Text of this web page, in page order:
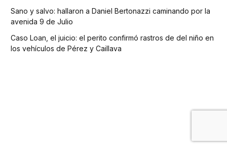
Sano y salvo: hallaron a Daniel Bertonazzi caminando por la
avenida 9 de Julio
Caso Loan, el juicio: el perito confirmó rastros de del niño en
los vehículos de Pérez y Caillava